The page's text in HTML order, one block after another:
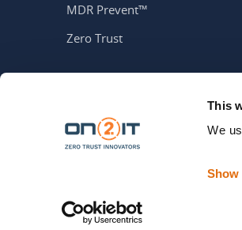
This
We
Show
MDR Prevent™
Zero Trust
ZERO TRUST